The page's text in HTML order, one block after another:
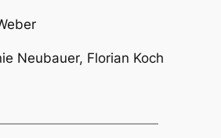
Neubauer, Florian Koch